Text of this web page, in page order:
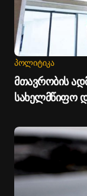
ᲞᲝᲚᲘᲢᲘᲙᲐ
მთავრობის
სახელმწიფო